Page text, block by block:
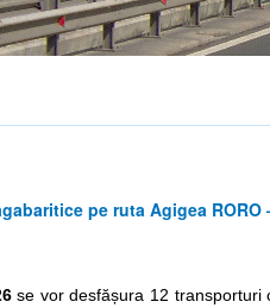
pe ruta Agigea RORO
se vor desfășura 12 transporturi